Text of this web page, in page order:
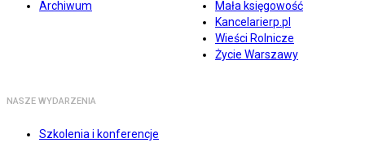
Archiwum
Mała księgowość
Kancelarierp.pl
Wieści Rolnicze
Życie Warszawy
NASZE WYDARZENIA
Szkolenia i konferencje